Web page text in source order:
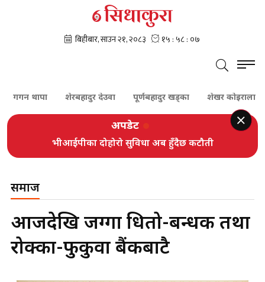
थापा शेरबहादुर देउवा पूर्णबहादुर खड्का शेखर कोइराला
अपडेट
भीआईपीका दोहोरो सुविधा अब हुँदैछ कटौती
समाज
आजदेखि जग्गा धितो-बन्धकी तथा
रोक्का-फुकुवा बैंकबाटै